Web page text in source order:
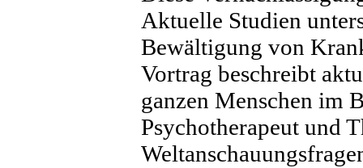
Aktuelle Studien
Bewältigung von
Vortrag beschreibt
ganzen Menschen im
Psychotherapeut und